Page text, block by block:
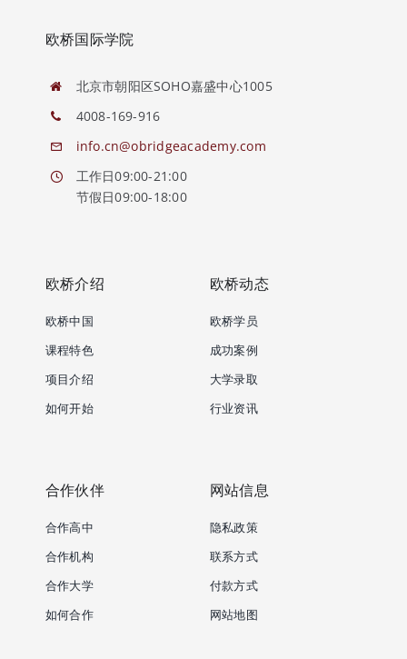
欧桥国际学院
北京市朝阳区SOHO嘉盛中心1005
4008-169-916
info.cn@obridgeacademy.com
工作日09:00-21:00
节假日09:00-18:00
欧桥介绍
欧桥中国
课程特色
项目介绍
如何开始
欧桥动态
欧桥学员
成功案例
大学录取
行业资讯
合作伙伴
合作高中
合作机构
合作大学
如何合作
网站信息
隐私政策
联系方式
付款方式
网站地图